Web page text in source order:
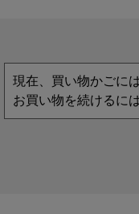
現在、買い物かごに
お買い物を続けるに